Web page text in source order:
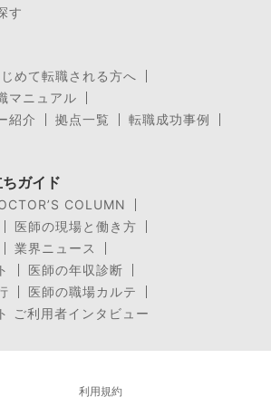
す
めて転職される方へ
マニュアル
紹介
拠点一覧
転職成功事例
ガイド
COLUMN
医師の現場と働き方
業界ニュース
医師の年収診断
医師の職場カルテ
ご利用者インタビュー
利用規約